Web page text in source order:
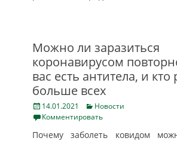
Можно ли заразиться
коронавирусом
вас есть антитела, и кто
больше всех
Posted
on
14.01.2021 Categories
Новости
Комментировать
Почему заболеть ковидом